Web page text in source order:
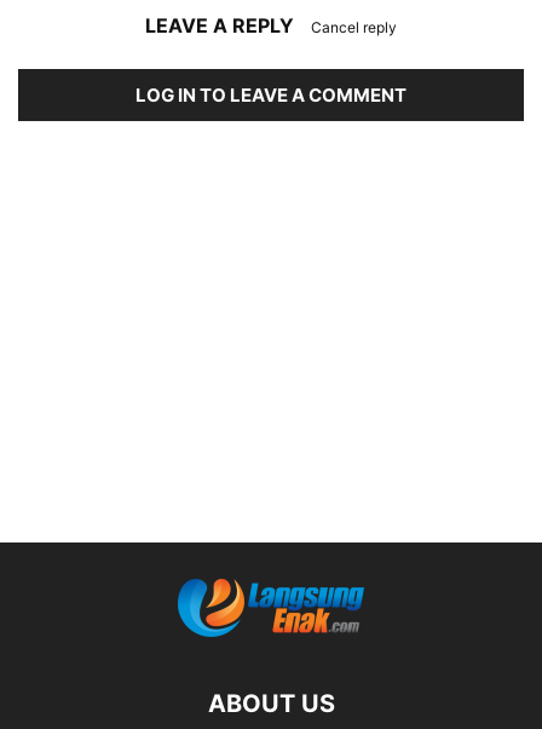
LEAVE A REPLY Cancel reply
LOG IN TO LEAVE A COMMENT
ABOUT US